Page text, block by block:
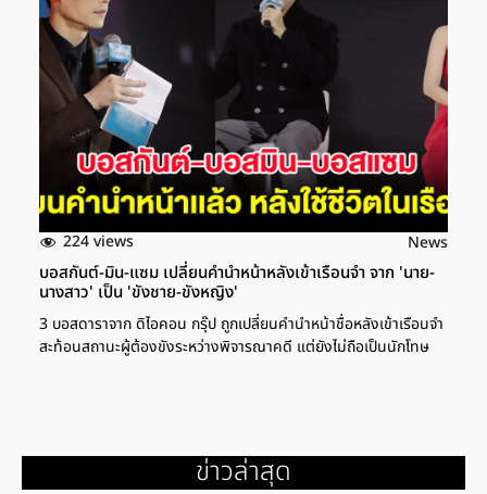
224 views News
บอสกันต์-มิน-แซม เปลี่ยนคำนำหน้าหลังเข้าเรือนจำ จาก 'นาย-
นางสาว' เป็น 'ขังชาย-ขังหญิง'
3 บอสดาราจาก ดิไอคอน กรุ๊ป ถูกเปลี่ยนคำนำหน้าชื่อหลังเข้าเรือนจำ
สะท้อนสถานะผู้ต้องขังระหว่างพิจารณาคดี แต่ยังไม่ถือเป็นนักโทษ
ข่าวล่าสุด